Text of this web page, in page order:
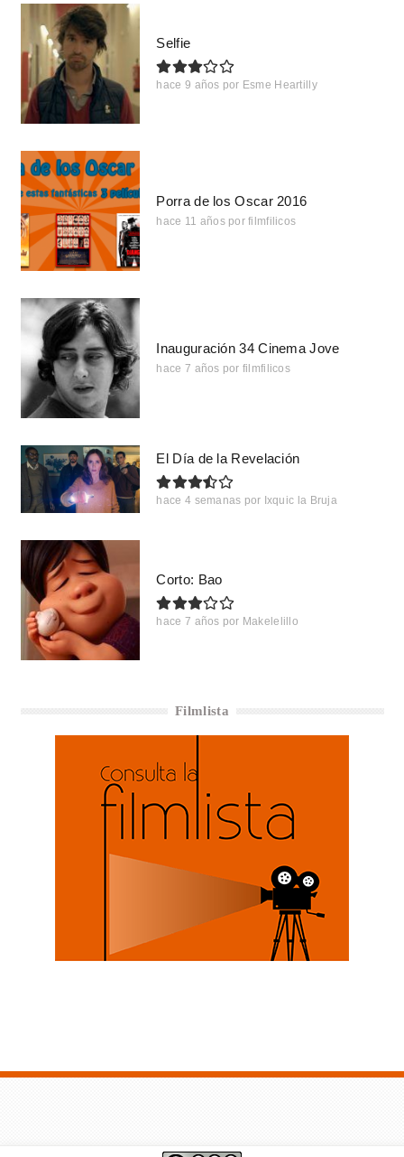
Selfie
hace 9 años por Esme Heartilly
Porra de los Oscar 2016
hace 11 años por filmfilicos
Inauguración 34 Cinema Jove
hace 7 años por filmfilicos
El Día de la Revelación
hace 4 semanas por Ixquic la Bruja
Corto: Bao
hace 7 años por Makelelillo
Filmlista